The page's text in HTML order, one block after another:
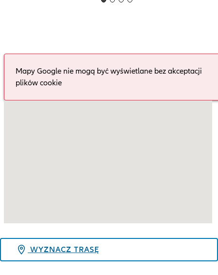
Mapy Google nie mogą być wyświetlane bez akceptacji
plików cookie
WYZNACZ TRASĘ